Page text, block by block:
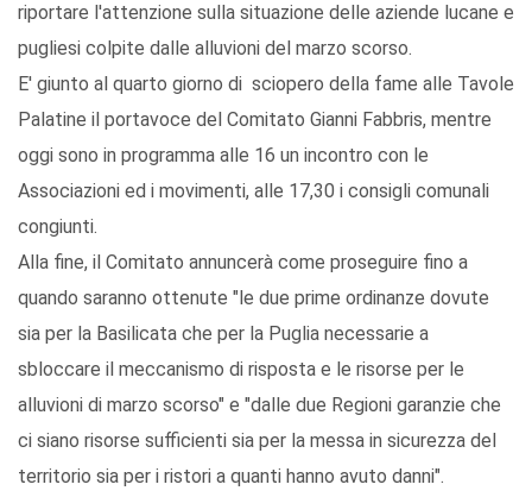
riportare l'attenzione sulla situazione delle aziende lucane e
pugliesi colpite dalle alluvioni del marzo scorso.
E' giunto al quarto giorno di sciopero della fame alle Tavole
Palatine il portavoce del Comitato Gianni Fabbris, mentre
oggi sono in programma alle 16 un incontro con le
Associazioni ed i movimenti, alle 17,30 i consigli comunali
congiunti.
Alla fine, il Comitato annuncerà come proseguire fino a
quando saranno ottenute "le due prime ordinanze dovute
sia per la Basilicata che per la Puglia necessarie a
sbloccare il meccanismo di risposta e le risorse per le
alluvioni di marzo scorso" e "dalle due Regioni garanzie che
ci siano risorse sufficienti sia per la messa in sicurezza del
territorio sia per i ristori a quanti hanno avuto danni".